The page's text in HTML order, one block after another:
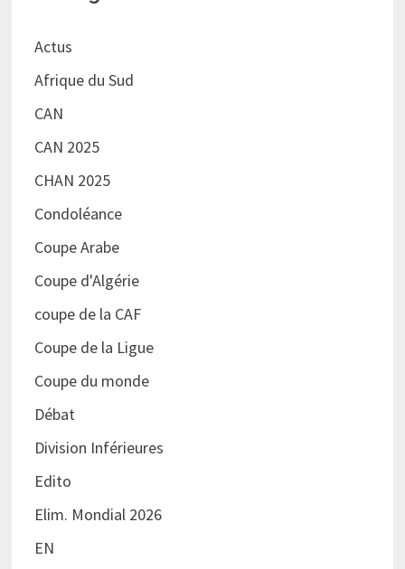
Actus
Afrique du Sud
CAN
CAN 2025
CHAN 2025
Condoléance
Coupe Arabe
Coupe d'Algérie
coupe de la CAF
Coupe de la Ligue
Coupe du monde
Débat
Division Inférieures
Edito
Elim. Mondial 2026
EN